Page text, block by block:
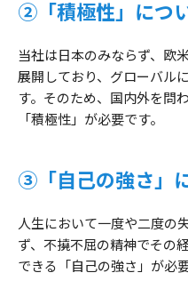
②「積極性」につ
当社は日本のみならず、欧
展開しており、グローバル
す。そのため、国内外を問
「積極性」が必要です。
③「自己の強さ」
人生において一度や二度の
ず、不撓不屈の精神でその
できる「自己の強さ」が必要